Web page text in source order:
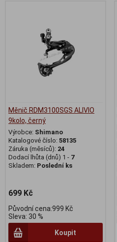
Měnič RDM3100SGS ALIVIO
9kolo, černý
Výrobce: Shimano
Katalogové číslo: 58135
Záruka (měsíců): 24
Dodací lhůta (dnů) 1 - 7
Skladem: Poslední ks
699 Kč
Původní cena:999 Kč
Sleva: 30 %
Koupit